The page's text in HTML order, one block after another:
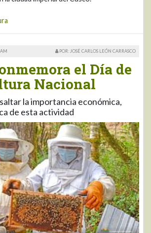
POR: JOSÉ CARLOS LEÓN CARRASCO
el Día de
Nacional
la importancia económica,
de esta actividad